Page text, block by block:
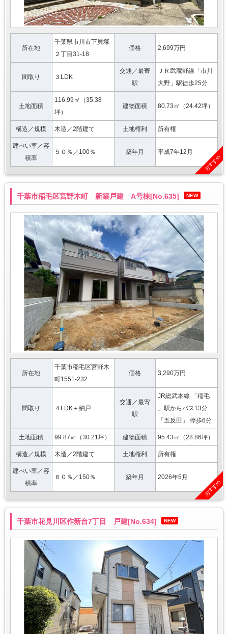
所在地
千葉県市川市下貝塚
２丁目31-18
価格 2,699万円
間取り ３LDK
交通／最寄
駅
ＪＲ武蔵野線「市川
大野」駅徒歩25分
土地面積
116.99㎡（35.38
坪）
建物面積 80.73㎡（24.42坪）
構造／規模 木造／2階建て 土地権利 所有権
建ぺい率／容
積率
５０％／100％ 築年月 平成7年12月
おすすめ
千葉市稲毛区宮野木町 新築戸建 A号棟[No.635] NEW
所在地
千葉市稲毛区宮野木
町1551-232
価格 3,290万円
間取り ４LDK＋納戸
交通／最寄
駅
JR総武本線 「稲毛
」駅からバス13分
「五反田」 停歩6分
土地面積 99.87㎡（30.21坪） 建物面積 95.43㎡（28.86坪）
構造／規模 木造／2階建て 土地権利 所有権
建ぺい率／容
積率
６０％／150％ 築年月 2026年5月
おすすめ
千葉市花見川区作新台7丁目 戸建[No.634] NEW